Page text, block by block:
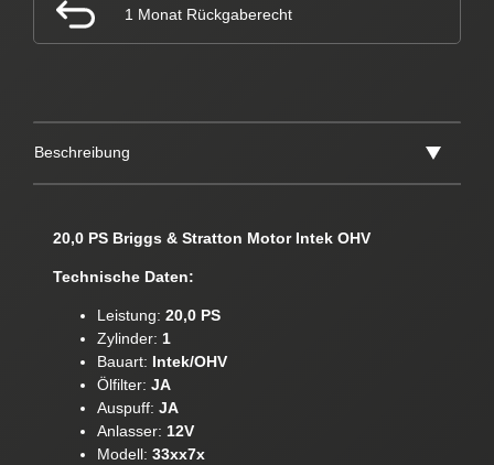
1 Monat Rückgaberecht
Beschreibung
20,0 PS Briggs & Stratton Motor Intek OHV
Technische Daten:
Leistung: 20,0 PS
Zylinder: 1
Bauart: Intek/OHV
Ölfilter: JA
Auspuff: JA
Anlasser: 12V
Modell: 33xx7x